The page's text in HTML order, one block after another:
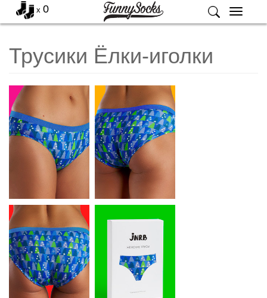
Меню
x 0
Трусики Ёлки-иголки